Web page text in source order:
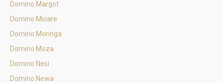
Domino Margot
Domino Micare
Domino Moringa
Domino Moza
Domino Nesi
Domino Newa